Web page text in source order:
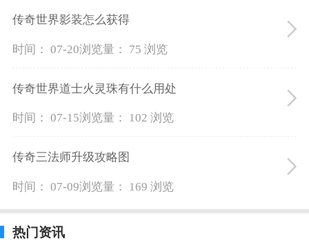
传奇世界影装怎么获得
时间： 07-20浏览量： 75 浏览
传奇世界道士火灵珠有什么用处
时间： 07-15浏览量： 102 浏览
传奇三法师升级攻略图
时间： 07-09浏览量： 169 浏览
热门资讯